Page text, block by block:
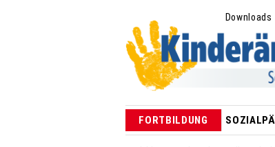
Downloads
FORTBILDUNG